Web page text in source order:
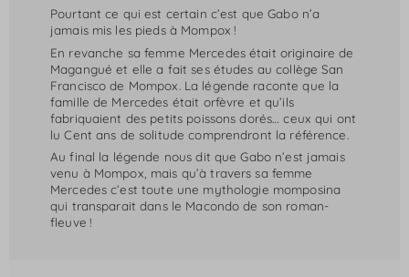
Pourtant ce qui est certain c’est que Gabo n’a
jamais mis les pieds à Mompox !
En revanche sa femme Mercedes était originaire de
Magangué et elle a fait ses études au collège San
Francisco de Mompox. La légende raconte que la
famille de Mercedes était orfèvre et qu’ils
fabriquaient des petits poissons dorés… ceux qui ont
lu Cent ans de solitude comprendront la référence.
Au final la légende nous dit que Gabo n’est jamais
venu à Mompox, mais qu’à travers sa femme
Mercedes c’est toute une mythologie momposina
qui transparait dans le Macondo de son roman-
fleuve !